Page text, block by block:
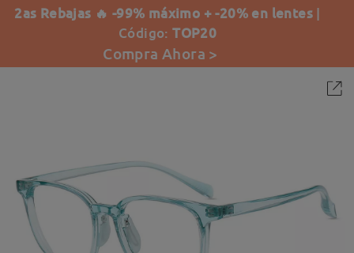
2as Rebajas 🔥 -99% máximo + -20% en lentes |
Código:TOP20
Compra Ahora >